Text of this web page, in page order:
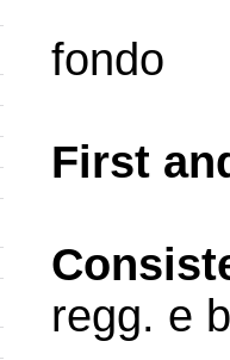
fondo
First
regg. e